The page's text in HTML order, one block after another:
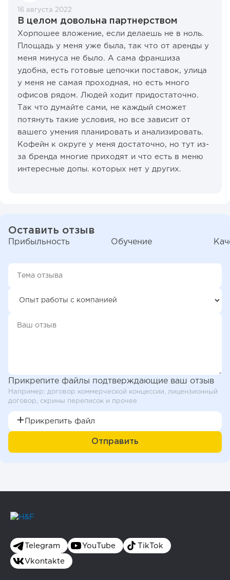
16 августа 2022
В целом довольна партнерством
Хорпошее вложение, если делаешь не в ноль.
Площадь у меня уже была, так что от аренды у
меня минуса не было. А сама франшиза
удобна, есть готовые цепочки поставок, улица
у меня не самая проходная, но есть много
офисов рядом. Людей ходит придостаточно.
Так что думайте сами, не каждый сможет
потянуть такие условия, но все зависит от
вашего умения планировать и анализировать.
Кофейн к округе у меня достаточно, но тут из-
за бренда многие приходят и что есть в меню
интересные допы. которых нет у других.
Оставить отзыв
Прибыльность Обучение
Прикрепите файлы подтверждающие ваш отзыв
Например: договор коммерческой концессии, лицензионный
договор, скрины переписок и прочее
Прикрепить файл
Telegram YouTube TikTok
Vkontakte